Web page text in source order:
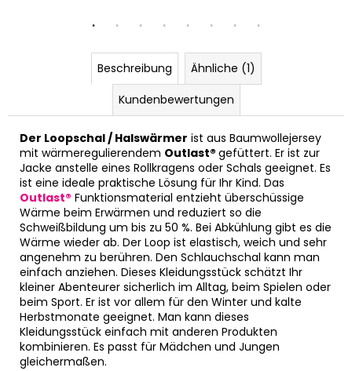
Beschreibung
Ähnliche (1)
Kundenbewertungen
Der Loopschal / Halswärmer ist aus Baumwollejersey
mit wärmeregulierendem Outlast® gefüttert. Er ist zur
Jacke anstelle eines Rollkragens oder Schals geeignet. Es
ist eine ideale praktische Lösung für Ihr Kind. Das
Outlast® Funktionsmaterial entzieht überschüssige
Wärme beim Erwärmen und reduziert so die
Schweißbildung um bis zu 50 %. Bei Abkühlung gibt es die
Wärme wieder ab. Der Loop ist elastisch, weich und sehr
angenehm zu berühren. Den Schlauchschal kann man
einfach anziehen. Dieses Kleidungsstück schätzt Ihr
kleiner Abenteurer sicherlich im Alltag, beim Spielen oder
beim Sport. Er ist vor allem für den Winter und kalte
Herbstmonate geeignet. Man kann dieses
Kleidungsstück einfach mit anderen Produkten
kombinieren. Es passt für Mädchen und Jungen
gleichermaßen.